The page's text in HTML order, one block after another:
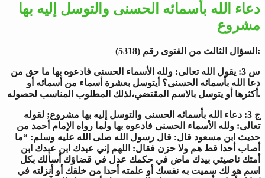
دعاء الله بأسمائه الحسنى والتوسل إليه بها
مشروع
السؤال الثالث من الفتوى رقم (5318):
س 3: يقول الله تعالى: ولله الأسماء الحسنى فادعوه بها ما حق من
دعا الله بأسمائه الحسنى؟ أيتوسل بعشرة أسماء من أسمائه أو
أكثرها أو يتوسل بالاسم المقتضي،لذلك المطلوب المناسب لحصوله.
ج 3: دعاء الله بأسمائه الحسنى والتوسل إليه بها مشروع; لقوله
تعالى: ولله الأسماء الحسنى فادعوه بها ولما رواه الإمام أحمد من
حديث ابن مسعود قال: قال رسول الله صلى الله عليه وسلم: “ما
أصاب أحدا قط هم ولا حزن فقال: اللهم إني عبدك ابن عبدك ابن
أمتك ناصيتي بيدك ماض في حكمك عدل في قضاؤك أسألك بكل
اسم هو لك سميت به نفسك أو علمته أحدا من خلقك أو أنزلته في